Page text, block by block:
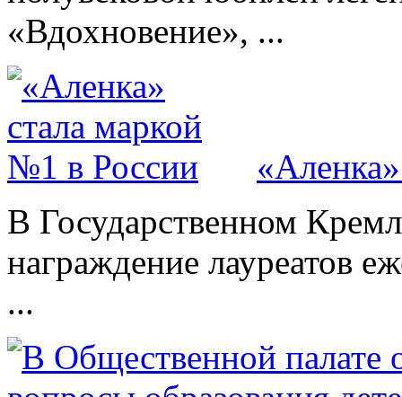
«Вдохновение», ...
В Государственном
награждение лауреатов
...